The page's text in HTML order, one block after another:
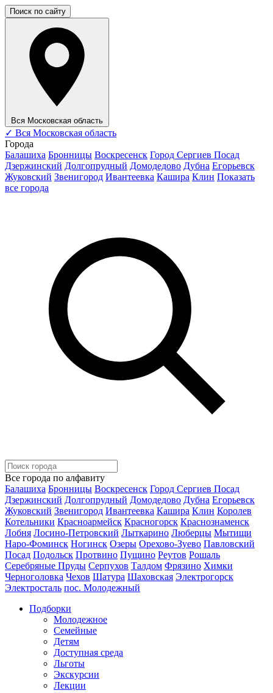
Поиск по сайту
Вся Московская область
✓ Вся Московская область
Города
Балашиха Бронницы Воскресенск Город Сергиев Посад
Дзержинский Долгопрудный Домодедово Дубна Егорьевск
Жуковский Звенигород Ивантеевка Кашира Клин Показать
все города
Все города по алфавиту
Балашиха Бронницы Воскресенск Город Сергиев Посад
Дзержинский Долгопрудный Домодедово Дубна Егорьевск
Жуковский Звенигород Ивантеевка Кашира Клин Королев
Котельники Красноармейск Красногорск Краснознаменск
Лобня Лосино-Петровский Лыткарино Люберцы Мытищи
Наро-Фоминск Ногинск Озеры Орехово-Зуево Павловский
Посад Подольск Протвино Пущино Реутов Рошаль
Серебряные Пруды Серпухов Талдом Фрязино Химки
Черноголовка Чехов Шатура Шаховская Электрогорск
Электросталь пос. Молодежный
Подборки
Молодежное
Семейные
Детям
Доступная среда
Льготы
Экскурсии
Лекции